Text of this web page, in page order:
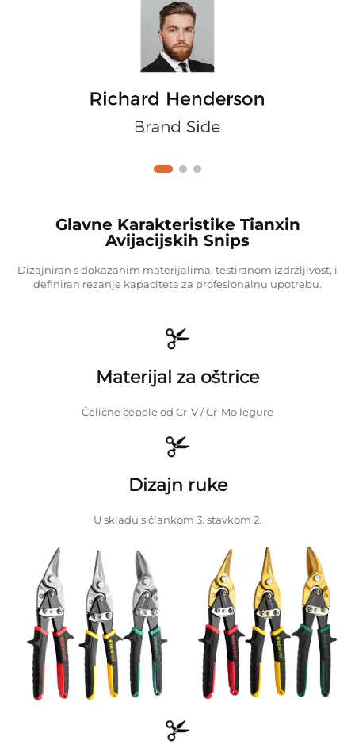
Glavne Karakteristike Tianxin
Avijacijskih Snips
Dizajniran s dokazanim materijalima, testiranom izdržljivost, i
definiran rezanje kapaciteta za profesionalnu upotrebu.
Materijal za oštrice
Čelične čepele od Cr-V / Cr-Mo legure
Dizajn ruke
U skladu s člankom 3. stavkom 2.